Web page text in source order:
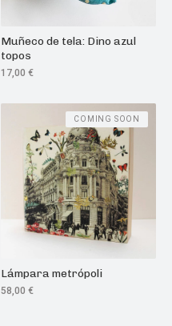
Muñeco de tela: Dino azul
topos
17,00 €
Lámpara metrópoli
58,00 €
COMING SOON